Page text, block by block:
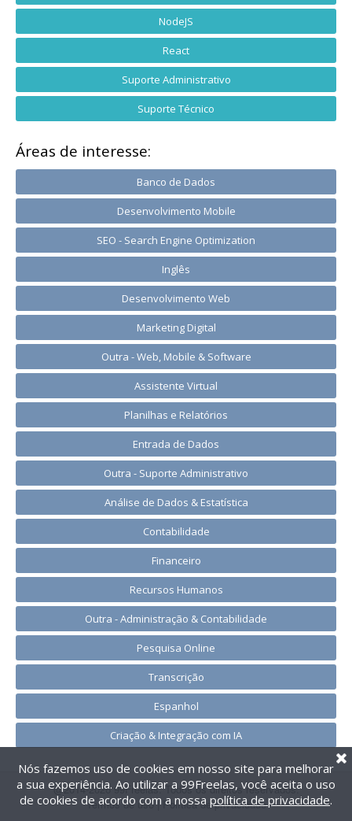
NodeJS
React
Suporte Administrativo
Suporte Técnico
Áreas de interesse:
Banco de Dados
Desenvolvimento Mobile
SEO - Search Engine Optimization
Inglês
Desenvolvimento Web
Marketing Digital
Outra - Web, Mobile & Software
Assistente Virtual
Planilhas e Relatórios
Entrada de Dados
Outra - Suporte Administrativo
Análise de Dados & Estatística
Contabilidade
Financeiro
Recursos Humanos
Outra - Administração & Contabilidade
Pesquisa Online
Transcrição
Espanhol
Criação & Integração com IA
@2014-2026 99Freelas. Todos os direitos reservados.
Termos de uso| Política de privacidade
Nós fazemos uso de cookies em nosso site para melhorar
a sua experiência. Ao utilizar a 99Freelas, você aceita o uso
de cookies de acordo com a nossa política de privacidade.